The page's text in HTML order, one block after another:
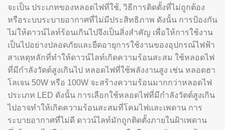
จะเป็น ประเภทของหลอดไฟที่ใช้, วิธีการติดตั้งที่ไม่ถูกต้อง
หรือระบบระบายอากาศที่ไม่มีประสิทธิภาพ ดังนั้น การป้องกัน
ไม่ให้ดาวน์ไลท์ร้อนเกินไปจึงเป็นสิ่งสำคัญ เพื่อให้การใช้งาน
เป็นไปอย่างปลอดภัยและยืดอายุการใช้งานของอุปกรณ์ไฟฟ้า
สาเหตุหลักที่ทำให้ดาวน์ไลท์เกิดความร้อนสะสม ใช้หลอดไฟ
ที่มีกำลังวัตต์สูงเกินไป หลอดไฟที่ใช้พลังงานสูง เช่น หลอดฮา
โลเจน 50W หรือ 100W จะสร้างความร้อนมากกว่าหลอดไฟ
ประเภท LED ดังนั้น การเลือกใช้หลอดไฟที่มีกำลังวัตต์สูงเกิน
ไปอาจทำให้เกิดความร้อนสะสมที่โคมไฟและเพดาน การ
ระบายอากาศที่ไม่ดี ดาวน์ไลท์มักถูกติดตั้งภายในฝ้าเพดาน